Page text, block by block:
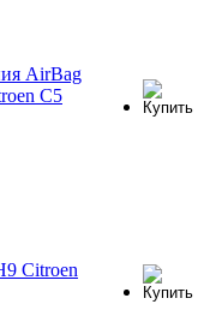
AirBag
C5
Citroen